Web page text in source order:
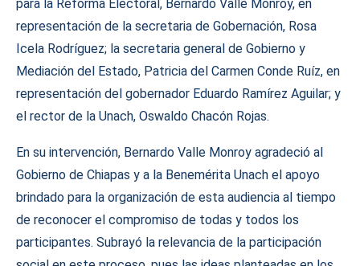
para la Reforma Electoral, Bernardo Valle Monroy, en
representación de la secretaria de Gobernación, Rosa
Icela Rodríguez; la secretaria general de Gobierno y
Mediación del Estado, Patricia del Carmen Conde Ruíz, en
representación del gobernador Eduardo Ramírez Aguilar; y
el rector de la Unach, Oswaldo Chacón Rojas.
En su intervención, Bernardo Valle Monroy agradeció al
Gobierno de Chiapas y a la Benemérita Unach el apoyo
brindado para la organización de esta audiencia al tiempo
de reconocer el compromiso de todas y todos los
participantes. Subrayó la relevancia de la participación